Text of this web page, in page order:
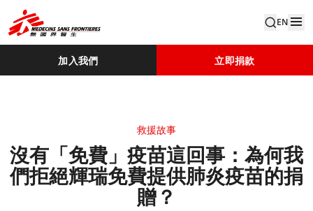
EN
加入我們 立即捐款
救援故事
沒有「免費」疫苗這回事：為何我
們拒絕輝瑞免費提供肺炎疫苗的捐
贈？